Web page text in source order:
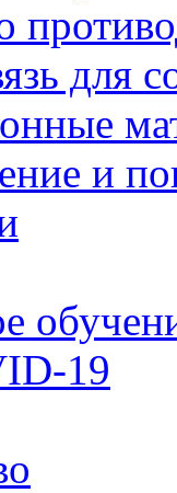
для
и
19